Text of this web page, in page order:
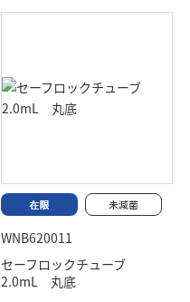
WNB620011
セーフロックチューブ
2.0mL 丸底